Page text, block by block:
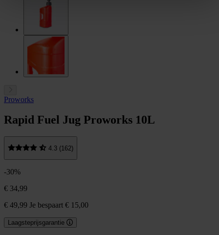
Proworks
Rapid Fuel Jug Proworks 10L
4.3 (162)
-30%
€ 34,99
€ 49,99 Je bespaart € 15,00
Laagsteprijsgarantie